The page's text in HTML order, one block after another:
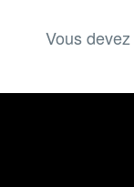
Vous devez